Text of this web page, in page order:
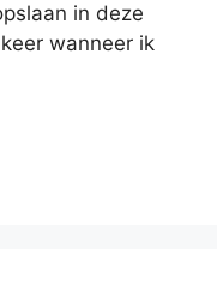
in deze
wanneer ik